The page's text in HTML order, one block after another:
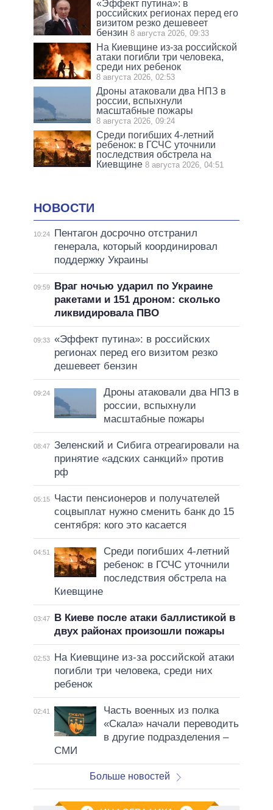
«Эффект путина»: в
российских регионах перед его
визитом резко дешевеет
бензин 8 августа 2026, 09:33
На Киевщине из-за российской
атаки погибли три человека,
среди них ребенок
8 августа 2026, 02:53
Дроны атаковали два НПЗ в
россии, вспыхнули
масштабные пожары
8 августа 2026, 09:24
Среди погибших 4-летний
ребенок: в ГСЧС уточнили
последствия обстрела на
Киевщине 8 августа 2026, 04:51
НОВОСТИ
10:24
Пентагон досрочно отстранил
генерала, который координировал
поддержку Украины
09:59
Враг ночью ударил по Украине
ракетами и 151 дроном: сколько
ликвидировала ПВО
09:33 «Эффект путина»: в российских
регионах перед его визитом резко
дешевеет бензин
09:24
Дроны атаковали два НПЗ в
россии, вспыхнули
масштабные пожары
08:47 Зеленский и Сибига отреагировали на
принятие «адских санкций» против
рф
05:15
Части пенсионеров и получателей
соцвыплат нужно сменить банк до 15
сентября: кого это касается
04:51
Среди погибших 4-летний
ребенок: в ГСЧС уточнили
последствия обстрела на
Киевщине
03:47
В Киеве после атаки баллистикой в
двух районах произошли пожары
02:53
На Киевщине из-за российской атаки
погибли три человека, среди них
ребенок
02:41
Часть военных из полка
«Скала» начали переводить
в другие подразделения –
СМИ
Больше новостей